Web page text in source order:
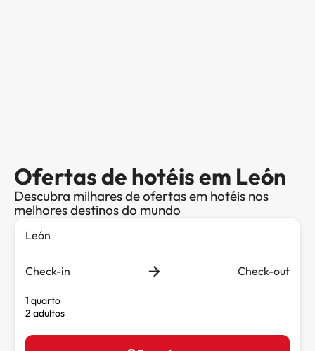
Ofertas de hotéis em León
Descubra milhares de ofertas em hotéis nos
melhores destinos do mundo
Check-in Check-out
1 quarto
2 adultos